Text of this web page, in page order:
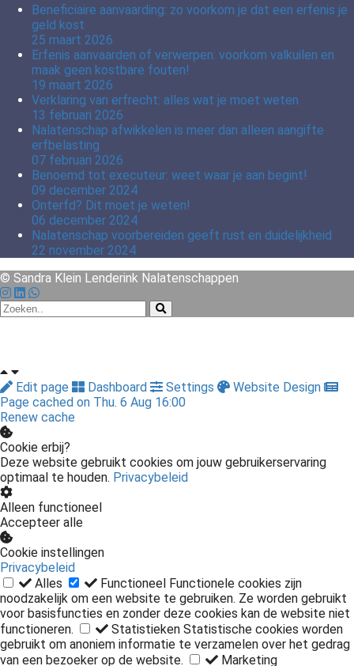
Beneficiaire aanvaarding: zo voorkom je dat een erfenis je
geld kost
25 maart 2026
Erfenis aanvaarden of verwerpen: voorkom valkuilen en
maak geen kostbare fouten!
19 maart 2026
Verklaring van erfrecht: alles wat je moet weten
13 februari 2026
Nalatenschap afwikkelen is meer dan alleen aangifte
erfbelasting
07 februari 2026
Benoemd tot executeur: weet waar je aan begint!
09 december 2024
Onterfd? Dit moet je weten!
06 december 2024
Nalatenschap voorbereiden geeft rust en duidelijkheid
22 november 2024
© Sandra Klein Lenderink Nalatenschappen
Edit page Dashboard Settings
Website Design
Page cached on Thu. 6 Aug 16:00
Renew cache
Cookie erbij?
Deze website gebruikt cookies om jouw gebruikerservaring
optimaal te houden. Privacybeleid
Alleen functioneel
Accepteer alle
Cookie instellingen
Privacybeleid
Alles
Functioneel Functionele cookies zijn
noodzakelijk om een website te gebruiken. Ze worden gebruikt
voor basisfuncties en zonder deze cookies kan de website niet
functioneren.
Statistieken Statistische cookies worden
gebruikt om anoniem informatie te verzamelen over het gedrag
van een bezoeker op de website.
Marketing